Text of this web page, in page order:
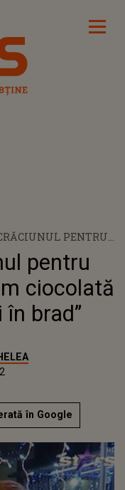
PENTRU
„AVEAM
ÎN LOC DE GLOBURI
pentru
ciocolată
brad”
în Google